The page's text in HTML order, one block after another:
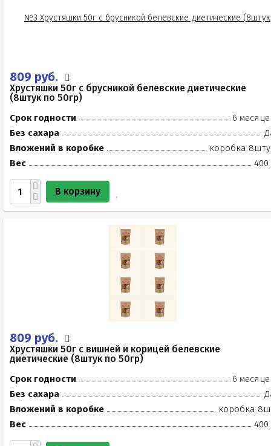
809 руб.
Хрустяшки 50г с брусникой белевские диетические
(8штук по 50гр)
Срок годности
6
Без сахара
Вложений в коробке
коробка
Вес
400
В корзину
809 руб.
Хрустяшки 50г с вишней и корицей белевские
диетические (8штук по 50гр)
Срок годности
6
Без сахара
Вложений в коробке
коробка
Вес
400